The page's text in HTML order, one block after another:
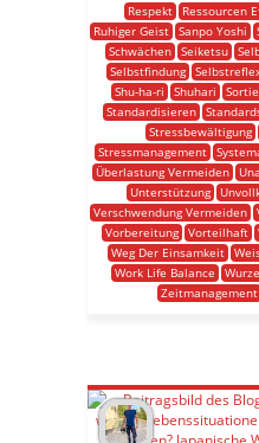
Respekt
Ressourcen
Ruhiger Geist
Sanpo Yoshi
Schwächen Seiketsu
Selbstfindung
Shu-ha-ri
Shuhari
Standardisieren
Stressbewältigung
Stressmanagement
Überlastung Vermeiden
Unterstützung
Verschwendung Vermeiden
Vorbereitung
Vorteilhaft
Weg Der Einsamkeit
Work Life Balance
Zeitmanagement